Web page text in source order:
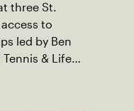
three St.
to
led by Ben
& Life